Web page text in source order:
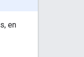
s, en